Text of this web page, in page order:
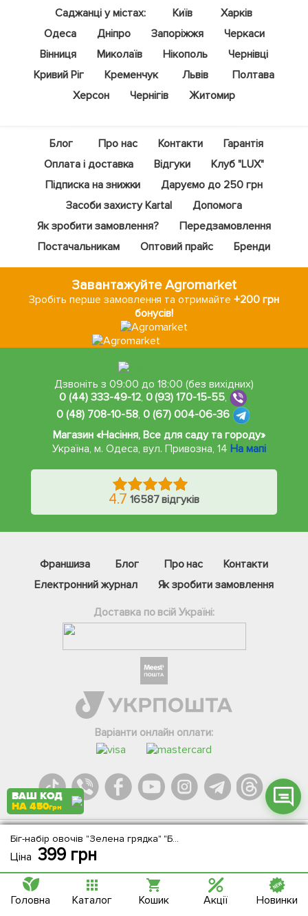
Саджанці у містах: Київ
Харків
Одеса
Дніпро Запоріжжя
Черкаси
Вінниця
Миколаїв Нікополь
Чернівці
Кривий Ріг
Кременчук Львів
Полтава
Херсон
Чернігів Житомир
Блог Про нас Контакти
Гарантія
Оплата і доставка
Відгуки
Клуб "LUX"
Підписка на знижки
Даруємо до 250 грн
Засоби захисту Kartal
Допомога
Як зробити замовлення?
Передзамовлення
Постачальникам
Оптовий прайс Бренди
Біг-набір овочів "Зелена грядка" "Багатий фермер" (в коробці) ТМ "Весна" 60уп
Ціна 399грн
Завантажуйте Agromarket
Зробіть перше замовлення та отримайте+200 грн
бонусів!
Дзвоніть з 09:00 до 18:00 (без вихідних)
0 (44) 333-49-12, 0 (93) 170-15-55,
0 (48) 708-10-58, 0 (67) 004-06-36
Магазин «Насіння, Все для саду та городу»
Україна, м. Одеса,вул. Привозна, 14 На мапі
4.7 16587 відгуків
Франшиза Блог Про нас
Контакти
Електронний журнал
Як зробити замовлення
Доставка по всій Україні:
Варіанти онлайн оплати:
Agromarket.Copyright © 2013-2026. Всі права захищені
Інстаграм
Онлайн чат
ВАШ КОД
НА 450грн
Головна Каталог Кошик Акції Новинки